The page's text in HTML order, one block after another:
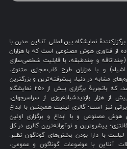
نمایشگاه بین‌المللی آنلاین مدرن با
از فناوری هوش مصنوعی است که با هزاران
و چندطبقه، با قابلیت شخصی‌سازی
و با هزاران طرح قاب‌مجازی متنوع،
مشابه در دنیا، پیشرفته‌ترین و بزرگترین
گالری آنلاین در کل جهان می‌باشد، که باتجربهٔ برگزاری بیش از ۲۵۰ نمایشگاه
هزار بازدیدشبانه‌روزی از سراسرجهان،
نیز است؛ گالری لیلیت همچنین با ابداع
هوش مصنوعی و با ابداع و برگزاری اولین
پیشروترین و نوآورانه‌ترین گالری در کل
با دارا بودن بخش‌های گوناگون نظیر:
آنلاین با موضوعات گوناگون و عمومی،